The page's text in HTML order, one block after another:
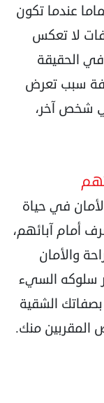
عندما تكون
لا تعكس
الحقيقة
سبب تعرض
شخص آخر،
في حياة
أمام آبائهم،
والأمان
سلوكه السيء
الشقية
المقربين منك.